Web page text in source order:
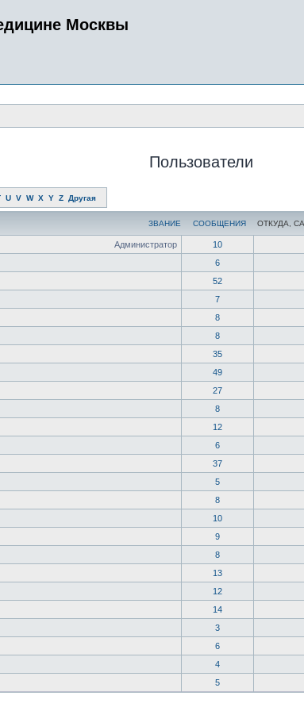
Москвы
Пользователи
U V W X Y Z Другая
ЗВАНИЕ СООБЩЕНИЯ ОТКУДА,
Администратор 10
6
52
7
8
8
35
49
27
8
12
6
37
5
8
10
9
8
13
12
14
3
6
4
5